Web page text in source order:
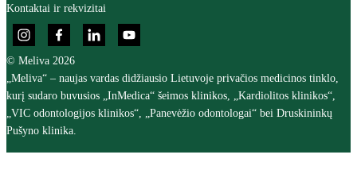
Kontaktai ir rekvizitai
© Meliva 2026
„Meliva“ – naujas vardas didžiausio Lietuvoje privačios medicinos tinklo,
kurį sudaro buvusios „InMedica“ šeimos klinikos, „Kardiolitos klinikos“,
„VIC odontologijos klinikos“, „Panevėžio odontologai“ bei Druskininkų
Pušyno klinika.